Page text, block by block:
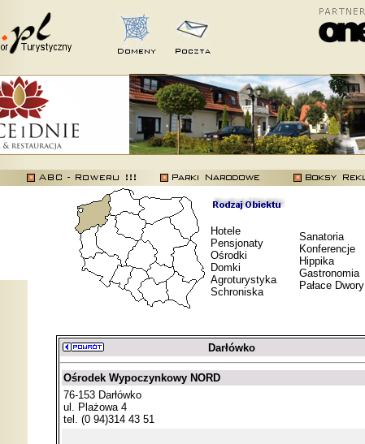
Hotele
Pensjonaty
Ośrodki
Domki
Agroturystyka
Schroniska
Sanatoria
Konferencje
Hippika
Gastronomia
Pałace Dwory
Darłówko
Ośrodek Wypoczynkowy NORD
76-153 Darłówko
ul. Plażowa 4
tel. (0 94)314 43 51